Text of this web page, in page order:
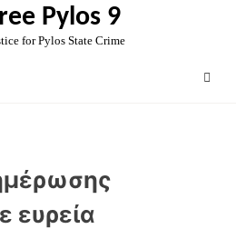
Pylos 9
for Pylos State Crime
ευρεία